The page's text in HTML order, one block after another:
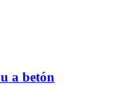
a betón